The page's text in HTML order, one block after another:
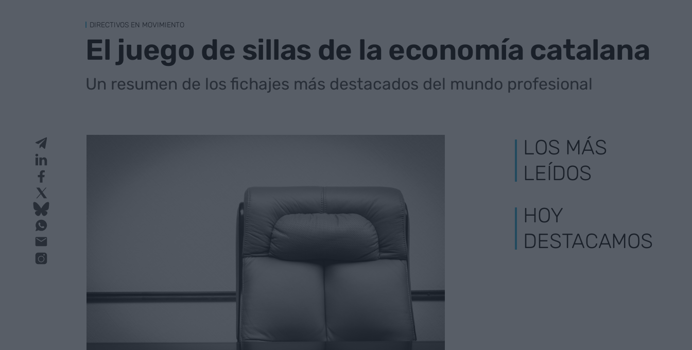
DIRECTIVOS EN MOVIMIENTO
El juego de sillas de la economía catalana
Un resumen de los fichajes más destacados del mundo profesional
LOS MÁS
LEÍDOS
HOY
DESTACAMOS